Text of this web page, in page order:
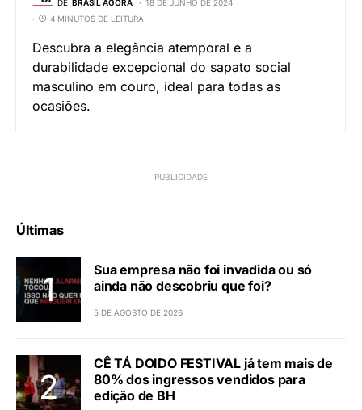
DE BRASIL AGORA
18 DE JUNHO DE 2024
4 MINUTOS DE LEITURA
Descubra a elegância atemporal e a
durabilidade excepcional do sapato social
masculino em couro, ideal para todas as
ocasiões.
Últimas
Sua empresa não foi invadida ou só
ainda não descobriu que foi?
5 DE AGOSTO DE 2026
CÊ TÁ DOIDO FESTIVAL já tem mais de
80% dos ingressos vendidos para
edição de BH